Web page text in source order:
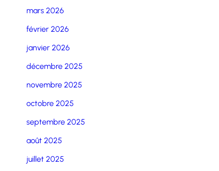
mars 2026
février 2026
janvier 2026
décembre 2025
novembre 2025
octobre 2025
septembre 2025
août 2025
juillet 2025